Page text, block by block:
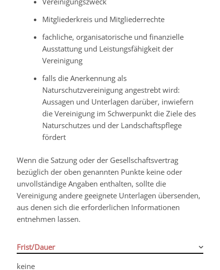
Mitgliederkreis und Mitgliederrechte
fachliche, organisatorische und finanzielle
Ausstattung und Leistungsfähigkeit der
Vereinigung
falls die Anerkennung als
Naturschutzvereinigung angestrebt wird:
Aussagen und Unterlagen darüber, inwiefern
die Vereinigung im Schwerpunkt die Ziele des
Naturschutzes und der Landschaftspflege
fördert
Wenn die Satzung oder der Gesellschaftsvertrag
bezüglich der oben genannten Punkte keine oder
unvollständige Angaben enthalten, sollte die
Vereinigung andere geeignete Unterlagen übersenden,
aus denen sich die erforderlichen Informationen
entnehmen lassen.
Frist/Dauer
keine